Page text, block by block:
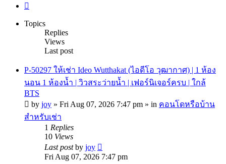
Topics
Replies
Views
Last post
P-50297 ให้เช่า Ideo Wutthakat (ไอดีโอ วุฒากาศ) | 1 ห้อง
นอน 1 ห้องน้ำ | วิวสระว่ายน้ำ | เฟอร์นิเจอร์ครบ | ใกล้
BTS
by joy » Fri Aug 07, 2026 7:47 pm » in คอนโดหรือบ้าน
สำหรับเช่า
1 Replies
10 Views
Last postby joy
Fri Aug 07, 2026 7:47 pm